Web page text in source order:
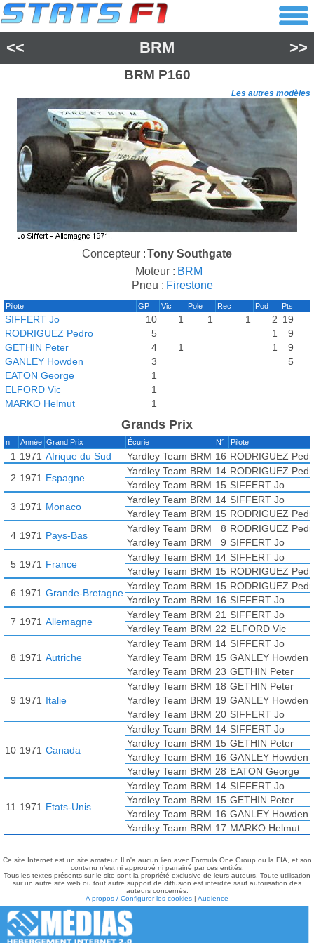
<< BRM >>
BRM P160
Les autres modèles
Concepteur :Tony Southgate
Moteur : BRM
Pneu : Firestone
Pilote GP Vic Pole Rec Pod Pts
SIFFERT Jo 10 1 1 1 2 19
RODRIGUEZ Pedro
5 1
9
GETHIN Peter
4 1 1
9
GANLEY Howden
3
5
EATON George
1
ELFORD Vic
1
MARKO Helmut
1
Grands Prix
n Année Grand Prix Écurie N° Pilote
1 1971 Afrique du Sud Yardley Team BRM 16 RODRIGUEZ
2 1971 Espagne
Yardley Team BRM 14 RODRIGUEZ
Yardley Team BRM 15 SIFFERT Jo
3 1971 Monaco
Yardley Team BRM 14 SIFFERT Jo
Yardley Team BRM 15 RODRIGUEZ
4 1971 Pays-Bas
Yardley Team BRM 8 RODRIGUEZ
Yardley Team BRM
9 SIFFERT Jo
5 1971 France
Yardley Team BRM 14 SIFFERT Jo
Yardley Team BRM 15 RODRIGUEZ
6 1971 Grande-Bretagne
Yardley Team BRM 15 RODRIGUEZ
Yardley Team BRM 16 SIFFERT Jo
7 1971 Allemagne
Yardley Team BRM 21 SIFFERT Jo
Yardley Team BRM 22 ELFORD Vic
8 1971 Autriche
Yardley Team BRM 14 SIFFERT Jo
Yardley Team BRM 15 GANLEY Howden
Yardley Team BRM 23 GETHIN Peter
9 1971 Italie
Yardley Team BRM 18 GETHIN Peter
Yardley Team BRM 19 GANLEY Howden
Yardley Team BRM 20 SIFFERT Jo
10 1971 Canada
Yardley Team BRM 14 SIFFERT Jo
Yardley Team BRM 15 GETHIN Peter
Yardley Team BRM 16 GANLEY Howden
Yardley Team BRM 28 EATON George
11 1971 Etats-Unis
Yardley Team BRM 14 SIFFERT Jo
Yardley Team BRM 15 GETHIN Peter
Yardley Team BRM 16 GANLEY Howden
Yardley Team BRM 17 MARKO Helmut
Ce site Internet est un site amateur. Il n'a aucun lien avec Formula One Group ou la FIA, et son
contenu n'est ni approuvé ni parrainé par ces entités.
Tous les textes présents sur le site sont la propriété exclusive de leurs auteurs. Toute utilisation
sur un autre site web ou tout autre support de diffusion est interdite sauf autorisation des
auteurs concernés.
A propos / Configurer les cookies | Audience